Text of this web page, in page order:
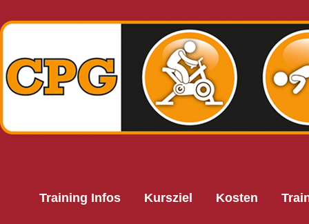
Training Infos Kursziel Kosten